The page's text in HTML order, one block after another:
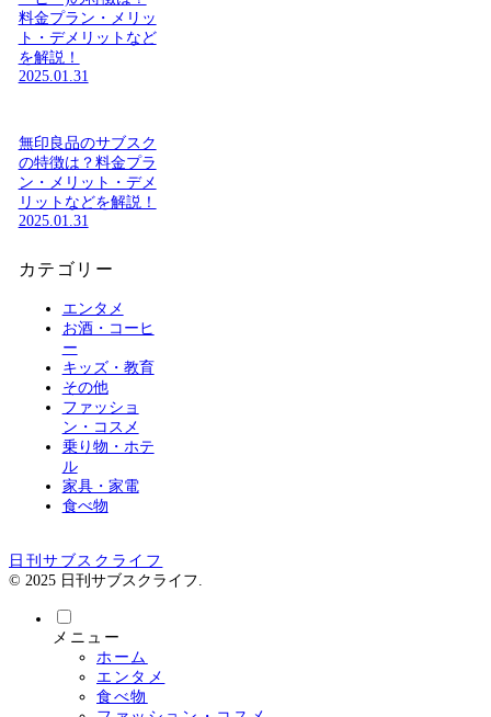
料金プラン・メリッ
ト・デメリットなど
を解説！
2025.01.31
無印良品のサブスク
の特徴は？料金プラ
ン・メリット・デメ
リットなどを解説！
2025.01.31
カテゴリー
エンタメ
お酒・コーヒ
ー
キッズ・教育
その他
ファッショ
ン・コスメ
乗り物・ホテ
ル
家具・家電
食べ物
日刊サブスクライフ
© 2025 日刊サブスクライフ.
メニュー
ホーム
エンタメ
食べ物